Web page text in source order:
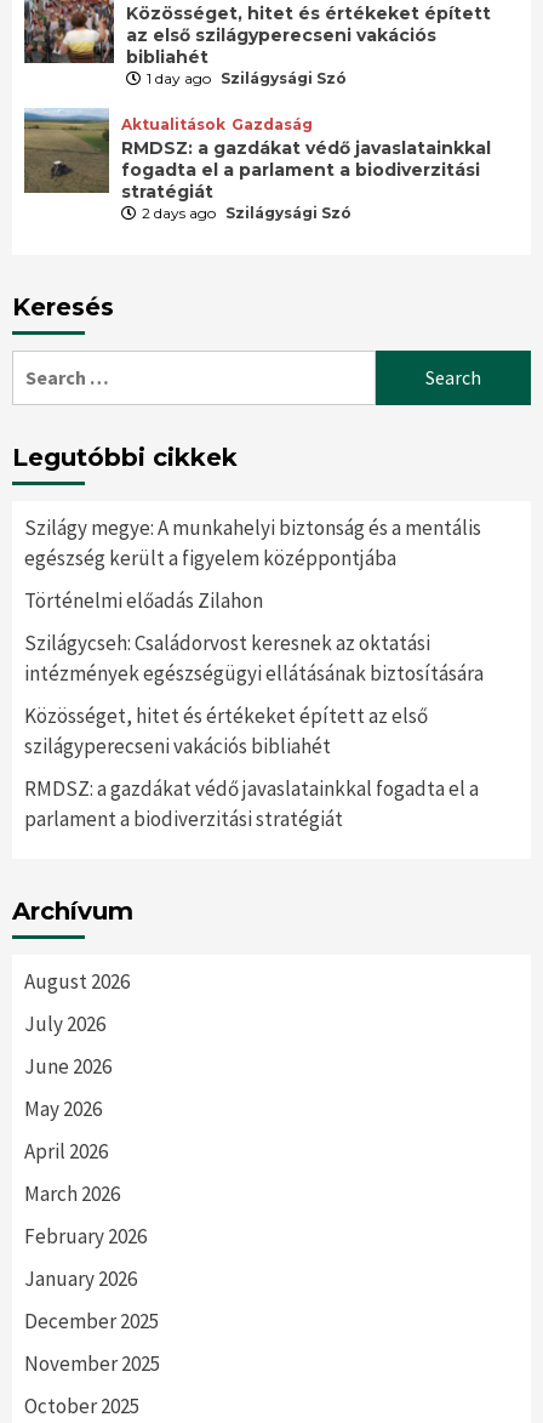
Közösséget, hitet és értékeket épített
az első szilágyperecseni vakációs
bibliahét
1 day ago Szilágysági Szó
Aktualitások Gazdaság
RMDSZ: a gazdákat védő javaslatainkkal
fogadta el a parlament a biodiverzitási
stratégiát
2 days ago Szilágysági Szó
Keresés
for:
Legutóbbi cikkek
Szilágy megye: A munkahelyi biztonság és a mentális
egészség került a figyelem középpontjába
Történelmi előadás Zilahon
Szilágycseh: Családorvost keresnek az oktatási
intézmények egészségügyi ellátásának biztosítására
Közösséget, hitet és értékeket épített az első
szilágyperecseni vakációs bibliahét
RMDSZ: a gazdákat védő javaslatainkkal fogadta el a
parlament a biodiverzitási stratégiát
Archívum
August 2026
July 2026
June 2026
May 2026
April 2026
March 2026
February 2026
January 2026
December 2025
November 2025
October 2025